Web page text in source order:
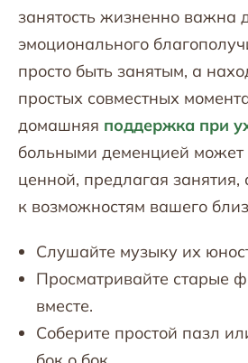
занятость жизненно важна
эмоционального
просто быть занятым, а
простых совместных
домашняя поддержка при
больными деменцией может
ценной, предлагая
к возможностям вашего
Слушайте музыку их
Просматривайте старые
вместе.
Соберите простой пазл